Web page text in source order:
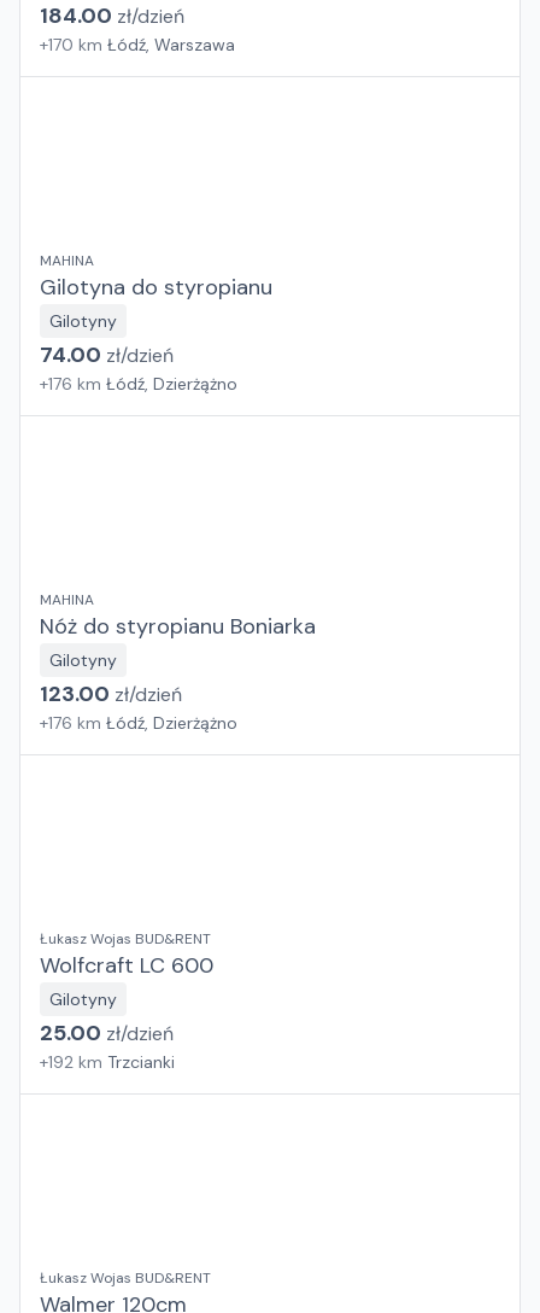
184.00 zł/dzień
+170 km Łódź, Warszawa
MAHINA
Gilotyna do styropianu
Gilotyny
74.00 zł/dzień
+176 km Łódź, Dzierżążno
MAHINA
Nóż do styropianu Boniarka
Gilotyny
123.00 zł/dzień
+176 km Łódź, Dzierżążno
Łukasz Wojas BUD&RENT
Wolfcraft LC 600
Gilotyny
25.00 zł/dzień
+192 km Trzcianki
Łukasz Wojas BUD&RENT
Walmer 120cm